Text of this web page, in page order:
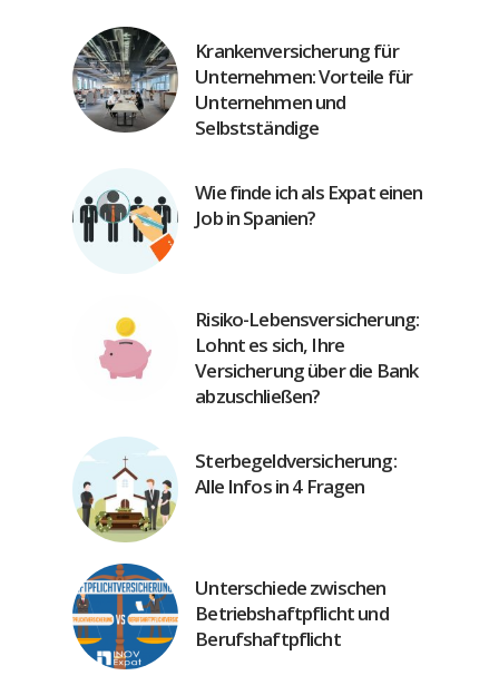
Krankenversicherung für
Unternehmen: Vorteile für
Unternehmen und
Selbstständige
Wie finde ich als Expat einen
Job in Spanien?
Risiko-Lebensversicherung:
Lohnt es sich, Ihre
Versicherung über die Bank
abzuschließen?
Sterbegeldversicherung:
Alle Infos in 4 Fragen
Unterschiede zwischen
Betriebshaftpflicht und
Berufshaftpflicht